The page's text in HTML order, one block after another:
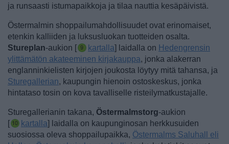
ja runsaasti istumapaikkoja ja tilaa nauttia kesäpäivistä.
Östermalmin shoppailumahdollisuudet ovat erinomaiset,
etenkin kalliiden ja luksusluokan tuotteiden osalta.
Stureplan-aukion [ kartalla] laidalla on Hedengrensin
ylittämätön akateeminen kirjakauppa, jonka alakerran
englanninkielisten kirjojen joukosta löytyy mitä tahansa, ja
Sturegallerian, kaupungin hienoin ostoskeskus, jonka
hintataso tosin on kova tavalliselle risteilymatkustajalle.
Sturegallerianin takana, Östermalmstorg-aukion
[
kartalla] laidalla on kaupunginosan herkkusuiden
suosiossa oleva shoppailupaikka, Östermalms Saluhall eli